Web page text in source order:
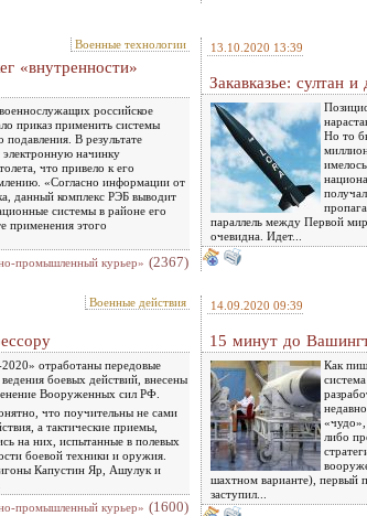
Военные технологии
«внутренности»
российское
приказ применить системы
подавления. В результате
начинку
что привело к его
«Согласно информации от
данный комплекс РЭБ выводит
системы в районе его
применения этого
промышленный курьер» (2367)
13.10.2020 13:39
Закавказье: султан
Но то
параллель между Первой
очевидна. Идет...
Военные действия
отработаны передовые
боевых действий, внесены
Вооруженных сил РФ.
что поучительны не сами
а тактические приемы,
на них, испытанные в полевых
боевой техники и оружия.
Капустин Яр, Ашулук и
промышленный курьер» (1600)
14.09.2020 09:39
15 минут до
Как
либо
шахтном варианте), первый
заступил...